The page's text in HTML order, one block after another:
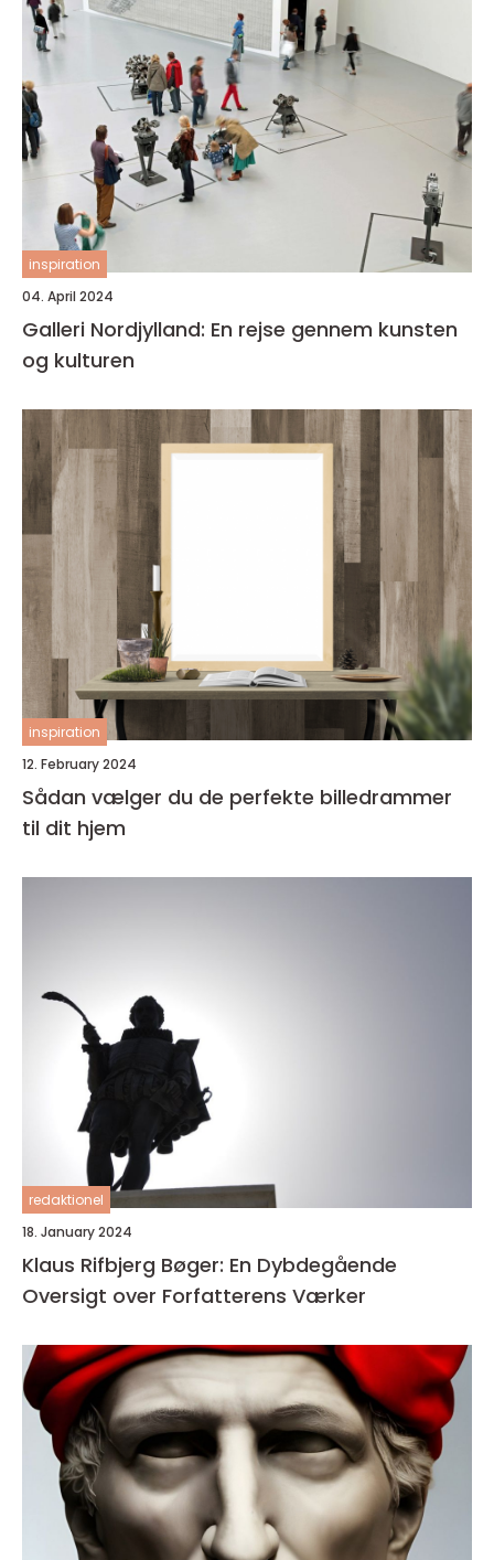
inspiration
04. April 2024
Galleri Nordjylland: En rejse gennem kunsten
og kulturen
inspiration
12. February 2024
Sådan vælger du de perfekte billedrammer
til dit hjem
redaktionel
18. January 2024
Klaus Rifbjerg Bøger: En Dybdegående
Oversigt over Forfatterens Værker